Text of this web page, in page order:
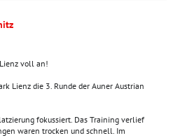
voll an!
Lienz die 3. Runde der Auner Austrian
fokussiert. Das Training verlief
waren trocken und schnell. Im